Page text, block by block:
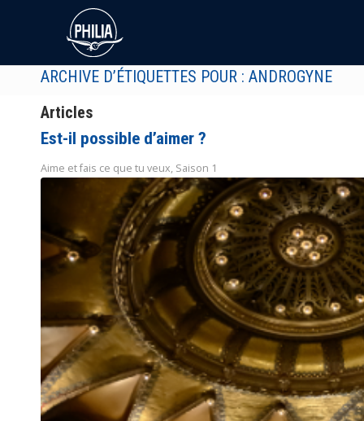
ARCHIVE D’ÉTIQUETTES POUR : ANDROGYNE
Articles
Est-il possible d’aimer ?
Aime et fais ce que tu veux, Saison 1